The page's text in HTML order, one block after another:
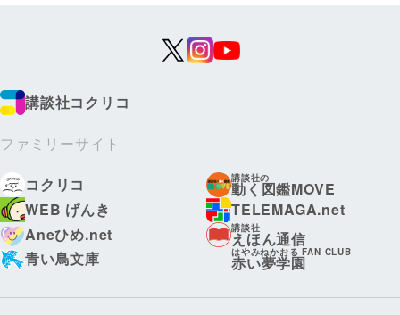
講談社コクリコ
ファミリーサイト
コクリコ
講談社の
動く図鑑MOVE
WEB げんき
TELEMAGA.net
Aneひめ.net
講談社
えほん通信
青い鳥文庫
はやみねかおる FAN CLUB
赤い夢学園